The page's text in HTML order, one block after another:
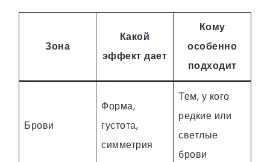
Зона
Какой
эффект дает
Кому
особенно
подходит
Брови
Форма,
густота,
симметрия
Тем, у кого
редкие или
светлые
брови